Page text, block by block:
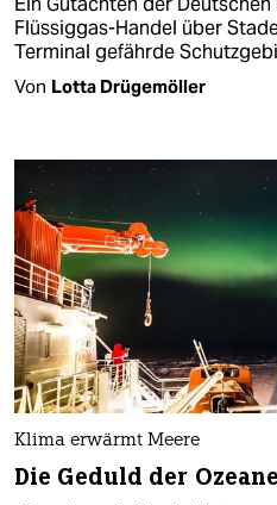
Flüssiggas-Handel über
Terminal gefährde
Von Lotta Drügemöller
Klima erwärmt Meere
Die Geduld der